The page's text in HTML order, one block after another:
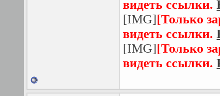
видеть ссылки.
[IMG][Только
видеть ссылки.
[IMG][Только
видеть ссылки.